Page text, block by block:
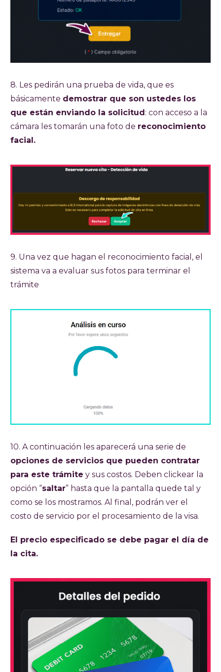
8. Les pedirán una prueba de vida, que es
básicamente demostrar que son ustedes los
que están enviando la solicitud : con acceso a la
cámara les tomarán una foto de reconocimiento
facial.
9. Una vez que hagan el reconocimiento facial, el
sistema va a evaluar sus fotos para terminar el
trámite
10. A continuación les aparecerá una serie de
opciones de servicios que pueden contratar
para este trámite y sus costos. Deben clickear la
opción “saltar” hasta que la pantalla quede tal y
como se los mostramos. Al final, podrán ver el
costo de servicio por el procesamiento de la visa.
El precio especificado se debe pagar el día de
la cita.